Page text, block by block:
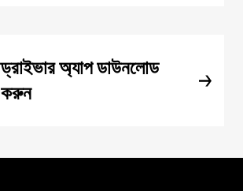
ড্রাইভার অ্যাপ ডাউনলোড
করুন